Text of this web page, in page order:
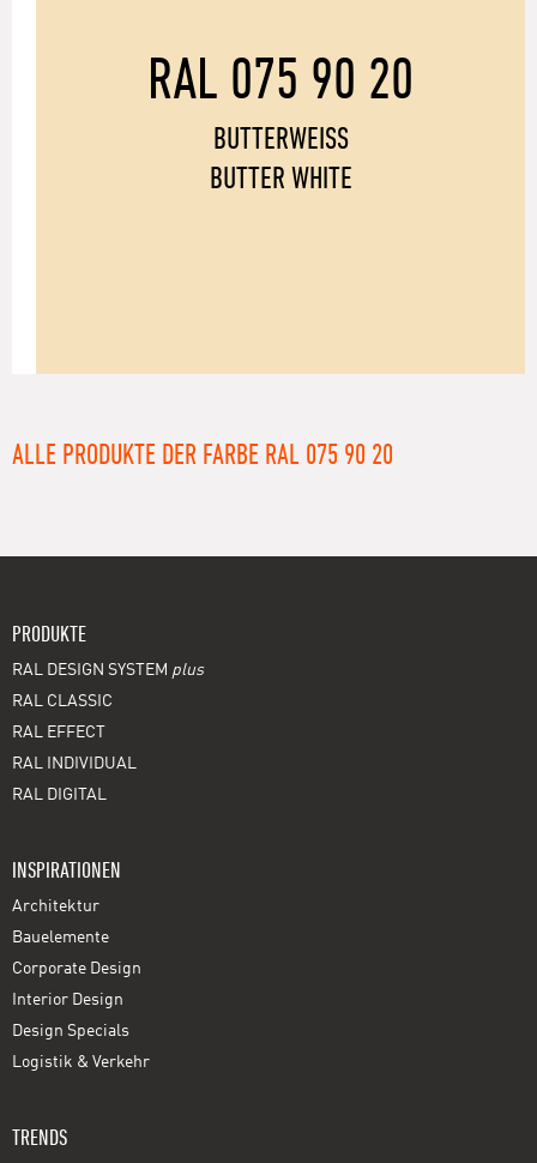
RAL 075 90 20
BUTTERWEISS
BUTTER WHITE
ALLE PRODUKTE DER FARBE RAL 075 90 20
PRODUKTE
RAL DESIGN SYSTEM plus
RAL CLASSIC
RAL EFFECT
RAL INDIVIDUAL
RAL DIGITAL
INSPIRATIONEN
Architektur
Bauelemente
Corporate Design
Interior Design
Design Specials
Logistik & Verkehr
TRENDS